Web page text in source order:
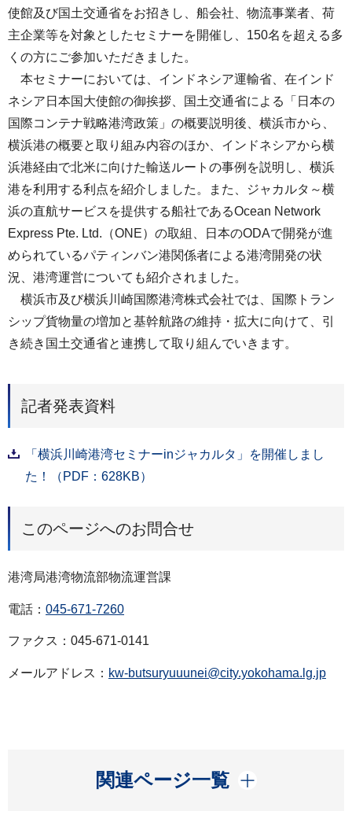
使館及び国土交通省をお招きし、船会社、物流事業者、荷
主企業等を対象としたセミナーを開催し、150名を超える多
くの方にご参加いただきました。
本セミナーにおいては、インドネシア運輸省、在インド
ネシア日本国大使館の御挨拶、国土交通省による「日本の
国際コンテナ戦略港湾政策」の概要説明後、横浜市から、
横浜港の概要と取り組み内容のほか、インドネシアから横
浜港経由で北米に向けた輸送ルートの事例を説明し、横浜
港を利用する利点を紹介しました。また、ジャカルタ～横
浜の直航サービスを提供する船社であるOcean Network
Express Pte. Ltd.（ONE）の取組、日本のODAで開発が進
められているパティンバン港関係者による港湾開発の状
況、港湾運営についても紹介されました。
横浜市及び横浜川崎国際港湾株式会社では、国際トラン
シップ貨物量の増加と基幹航路の維持・拡大に向けて、引
き続き国土交通省と連携して取り組んでいきます。
記者発表資料
「横浜川崎港湾セミナーinジャカルタ」を開催しまし
た！（PDF：628KB）
このページへのお問合せ
港湾局港湾物流部物流運営課
電話： 045-671-7260
ファクス：045-671-0141
メールアドレス： kw-butsuryuuunei@city.yokohama.lg.jp
関連ページ一覧
開く